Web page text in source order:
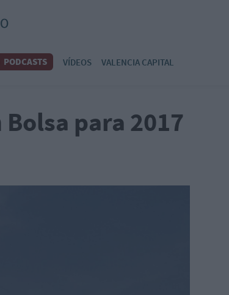
PODCASTS VÍDEOS VALENCIA CAPITAL
para 2017